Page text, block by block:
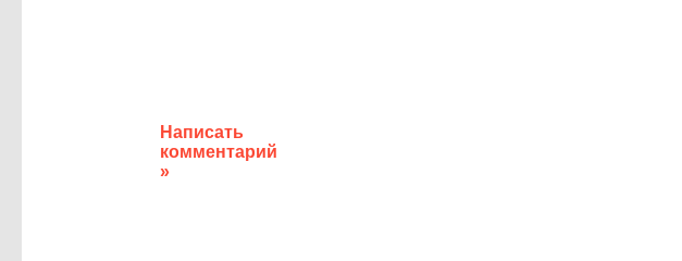
Написать
комментарий
»